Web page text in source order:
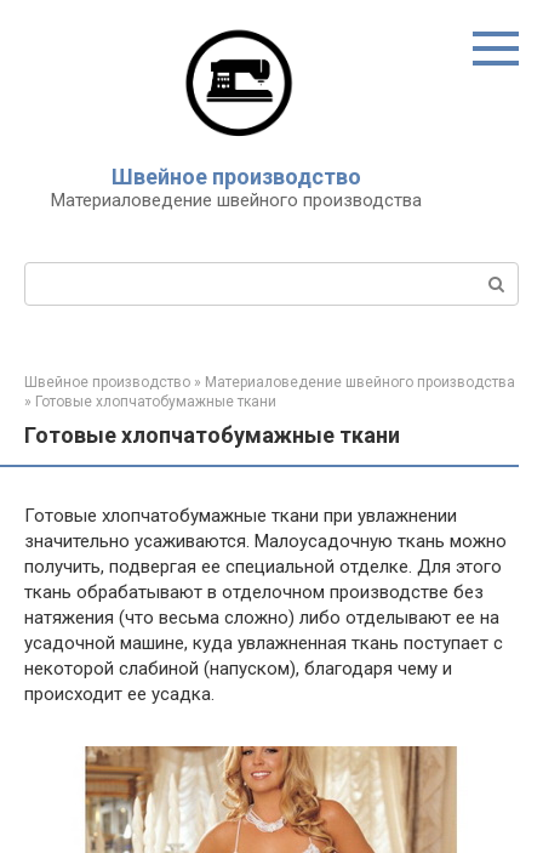
Швейное производство
Материаловедение швейного производства
Поиск:
Швейное производство » Материаловедение швейного производства
» Готовые хлопчатобумажные ткани
Готовые хлопчатобумажные ткани
Готовые хлопчатобумажные ткани при увлажнении
значительно усаживаются. Малоусадочную ткань можно
получить, подвергая ее специальной отделке. Для этого
ткань обрабатывают в отделочном производстве без
натяжения (что весьма сложно) либо отделывают ее на
усадочной машине, куда увлажненная ткань поступает с
некоторой слабиной (напуском), благодаря чему и
происходит ее усадка.